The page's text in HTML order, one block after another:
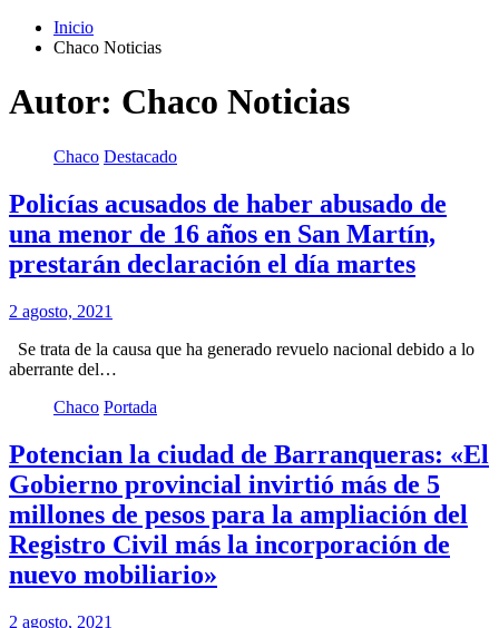
Inicio
Chaco Noticias
Autor: Chaco Noticias
Chaco Destacado
Policías acusados de haber abusado de
una menor de 16 años en San Martín,
prestarán declaración el día martes
2 agosto, 2021
Se trata de la causa que ha generado revuelo nacional debido a lo
aberrante del…
Chaco Portada
Potencian la ciudad de Barranqueras: «El
Gobierno provincial invirtió más de 5
millones de pesos para la ampliación del
Registro Civil más la incorporación de
nuevo mobiliario»
2 agosto, 2021